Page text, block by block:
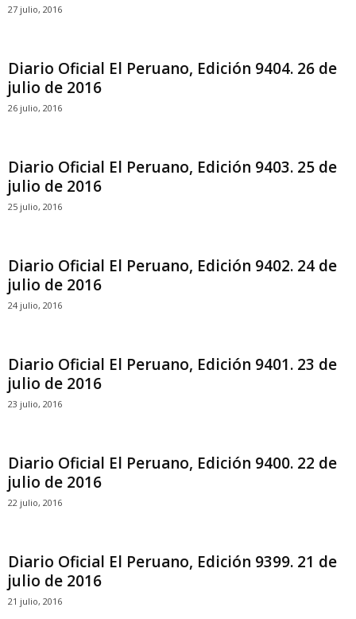
27 julio, 2016
Diario Oficial El Peruano, Edición 9404. 26 de
julio de 2016
26 julio, 2016
Diario Oficial El Peruano, Edición 9403. 25 de
julio de 2016
25 julio, 2016
Diario Oficial El Peruano, Edición 9402. 24 de
julio de 2016
24 julio, 2016
Diario Oficial El Peruano, Edición 9401. 23 de
julio de 2016
23 julio, 2016
Diario Oficial El Peruano, Edición 9400. 22 de
julio de 2016
22 julio, 2016
Diario Oficial El Peruano, Edición 9399. 21 de
julio de 2016
21 julio, 2016